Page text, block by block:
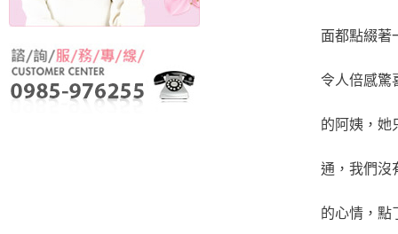
面都點綴著
令人倍感驚
的阿姨，她
通，我們沒
的心情，點